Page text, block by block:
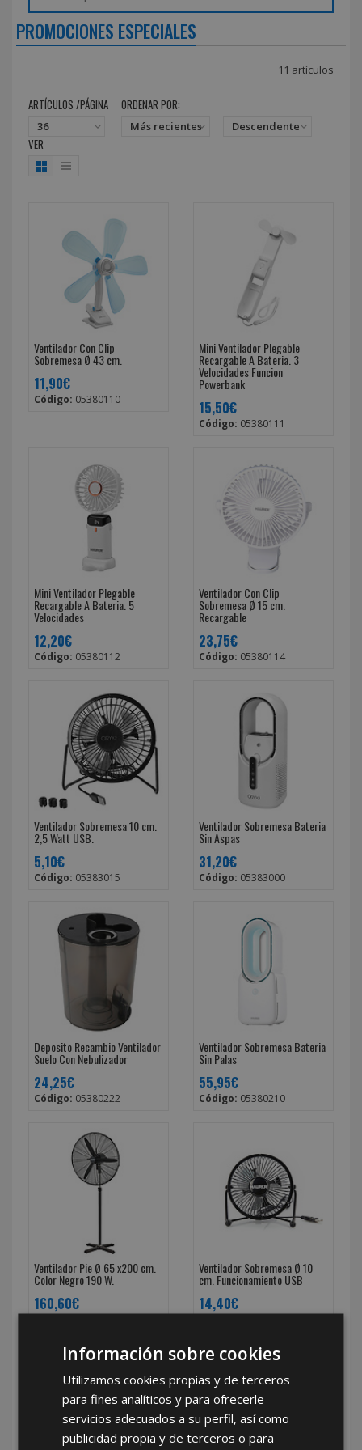
PROMOCIONES ESPECIALES
11 artículos
ARTÍCULOS /PÁGINA ORDENAR POR:
VER
Ventilador Con Clip
Sobremesa Ø 43 cm.
11,90€
Código: 05380110
Mini Ventilador Plegable
Recargable A Bateria. 3
Velocidades Funcion
Powerbank
15,50€
Código: 05380111
Mini Ventilador Plegable
Recargable A Bateria. 5
Velocidades
12,20€
Código: 05380112
Ventilador Con Clip
Sobremesa Ø 15 cm.
Recargable
23,75€
Código: 05380114
Ventilador Sobremesa 10 cm.
2,5 Watt USB.
5,10€
Código: 05383015
Ventilador Sobremesa Bateria
Sin Aspas
31,20€
Código: 05383000
Deposito Recambio Ventilador
Suelo Con Nebulizador
24,25€
Código: 05380222
Ventilador Sobremesa Bateria
Sin Palas
55,95€
Código: 05380210
Ventilador Pie Ø 65 x200 cm.
Color Negro 190 W.
160,60€
Ventilador Sobremesa Ø 10
cm. Funcionamiento USB
14,40€
Información sobre cookies
Utilizamos cookies propias y de terceros
para fines analíticos y para ofrecerle
servicios adecuados a su perfil, así como
publicidad propia y de terceros o para